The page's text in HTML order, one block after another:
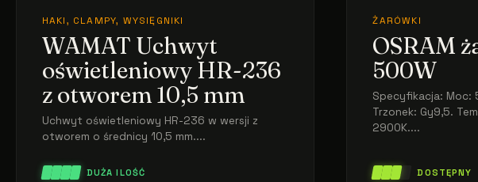
HAKI, CLAMPY, WYSIĘGNIKI
WAMAT Uchwyt
oświetleniowy HR-236
z otworem 10,5 mm
Uchwyt oświetleniowy HR-236 w wersji z
otworem o średnicy 10,5 mm....
DUŻA ILOŚĆ
ŻARÓWKI
OSRAM
500W
Specyfikacja: Moc:
Trzonek: Gy9,5.
2900K....
DOSTĘPNY